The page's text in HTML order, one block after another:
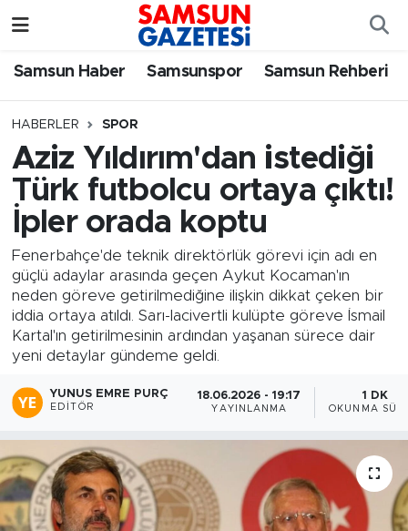
Samsun Haber Samsunspor Samsun Rehberi
HABERLER SPOR
Aziz Yıldırım'dan istediği
Türk futbolcu ortaya çıktı!
İpler orada koptu
Fenerbahçe'de teknik direktörlük görevi için adı en
güçlü adaylar arasında geçen Aykut Kocaman'ın
neden göreve getirilmediğine ilişkin dikkat çeken bir
iddia ortaya atıldı. Sarı-lacivertli kulüpte göreve İsmail
Kartal'ın getirilmesinin ardından yaşanan sürece dair
yeni detaylar gündeme geldi.
YUNUS EMRE PURÇ
EDITÖR
18.06.2026 - 19:17
YAYINLANMA
1 DK
OKUNMA
Samsun Haber
Samsun Rehberi
Resmi İlanlar
Samsun Nöbetçi Eczaneler
SAMSUN Namaz Vakitleri
Samsun Trafik Yoğunluk Haritası
Süper Lig Puan Durumu ve Fikstür
Tüm Manşetler
Son Dakika Haberleri
Haber Arşivi